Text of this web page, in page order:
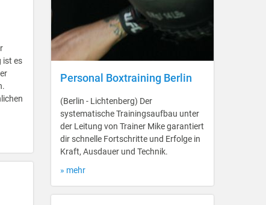
ist es
Personal Boxtraining Berlin
(Berlin - Lichtenberg) Der
systematische Trainingsaufbau unter
der Leitung von Trainer Mike garantiert
dir schnelle Fortschritte und Erfolge in
Kraft, Ausdauer und Technik.
» mehr